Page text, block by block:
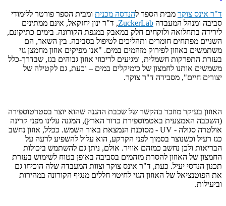
ד"ר אינס צוקר מבית הספר להנדסה מכנית ומבית הספר פורטר ללימודי
סביבה ומנהל המעבדה ZuckerLab, ד"ר ינון יחזקאל, אינם ממתינים
לירידה בתחלואה ולוקחים חלק במאבק במגפת הקורונה. בימים כתיקונם,
השניים מפתחים חומרים ותהליכים לטיפול בסביבה. בין השאר, הם
משתמשים באוזון לפירוק מזהמים במים. "אנו מפיקים אוזון מחמצן גזי
בעזרת התפרקות חשמלית, ומגיעים לריכוזי אוזון גבוהים בגז, שבדרך-כלל
משמשים אותנו לחמצון של כימיקלים במים – וכעת, גם לקטילה של
יצורים חיים", מסבירה ד"ר צוקר.
האוזון בעיקר מוזכר בהקשר של שכבת ההגנה שהוא יוצר בסטרטוספירה
(השכבה האמצעית באטמוספירת כדור הארץ), המגנה עלינו מפני קרינה
אולטרה סגולה - UV - מסוכנת הנמצאת באור השמש. ככלל, אוזון נחשב
כגז רעיל וכשנוצר בסמוך לפני הקרקע, הוא עלול להשפיע לרעה על
הבריאות ולכן נחשב כמזהם אוויר. אולם, ניתן גם להשתמש ביכולות
החמצון של האוזון להסרת מזהמים בסביבה באופן בטוח לשימוש בעזרת
תכנון הנדסי יעיל. כעת, ד"ר אינס צוקר וצוות המעבדה שלה הוכיחו גם
את הפוטנציאל של האוזון הגזי לחיטוי חללים מנגיף הקורונה במהירות
וביעילות.